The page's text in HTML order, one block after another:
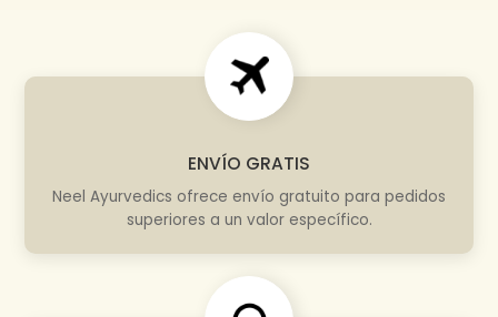
ENVÍO GRATIS
Neel Ayurvedics ofrece envío gratuito para pedidos
superiores a un valor específico.